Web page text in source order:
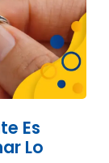
Es
Lo